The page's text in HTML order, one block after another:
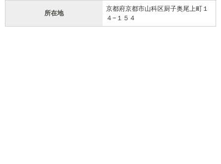
所在地
京都府京都市山科区厨子奥尾上町１
４−１５４